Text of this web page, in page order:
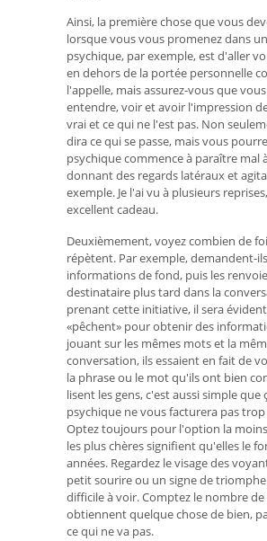
Ainsi, la première chose que vous
lorsque vous vous promenez dans
psychique, par exemple, est d'aller
en dehors de la portée personnelle
l'appelle, mais assurez-vous que
entendre, voir et avoir l'impression
vrai et ce qui ne l'est pas. Non
dira ce qui se passe, mais vous
psychique commence à paraître mal
donnant des regards latéraux et
exemple. Je l'ai vu à plusieurs
excellent cadeau.
Deuxièmement, voyez combien de
répètent. Par exemple, demandent-
informations de fond, puis les
destinataire plus tard dans la
prenant cette initiative, il sera
«pêchent» pour obtenir des
jouant sur les mêmes mots et la
conversation, ils essaient en fait de
la phrase ou le mot qu'ils ont bien
lisent les gens, c'est aussi simple que
psychique ne vous facturera pas
Optez toujours pour l'option la
les plus chères signifient qu'elles le
années. Regardez le visage des
petit sourire ou un signe de
difficile à voir. Comptez le nombre
obtiennent quelque chose de bien,
ce qui ne va pas.